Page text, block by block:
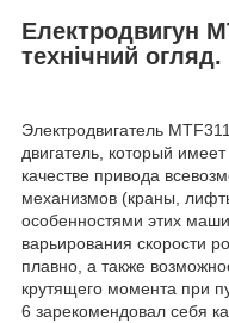
Електродвигун
технічний огляд.
Электродвигатель
двигатель, который
качестве привода
механизмов (краны,
особенностями этих
варьирования скорости
плавно, а также
крутящего момента при
6 зарекомендовал себя